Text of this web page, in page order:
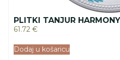
PLITKI TANJUR
61.72 €
Dodaj u košaricu